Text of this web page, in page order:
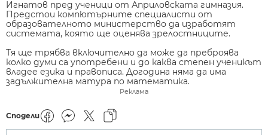
Игнатов пред ученици от Априловската гимназия.
Предстои компютърните специалисти от
образователното министерство да изработят
системата, която ще оценява зрелостниците.
Тя ще трябва включително да може да преброява
колко думи са употребени и до каква степен ученикът
владее езика и правописа. Догодина няма да има
задължителна матура по математика.
Реклама
Сподели